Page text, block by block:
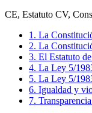
CE, Estatuto CV,
1 . La
2. La
3. El Estatuto
4. La Ley 5/
5. La Ley 5/
6. Igualdad y
7.